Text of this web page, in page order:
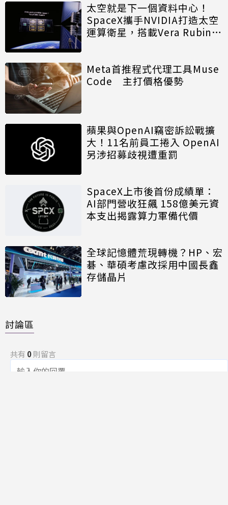
太空就是下一個資料中心！
SpaceX攜手NVIDIA打造太空
運算衛星，搭載Vera Rubin運
Meta首推程式代理工具Muse
Code 主打價格優勢
蘋果與OpenAI竊密訴訟戰擴
大！11名前員工捲入 OpenAI
另涉招募歧視遭重罰
SpaceX上市後首份成績單：
AI部門營收狂飆 158億美元資
本支出揭露算力軍備代價
全球記憶體荒現轉機？HP、宏
碁、華碩考慮改採用中國長鑫
存儲晶片
討論區
共有 0則留言